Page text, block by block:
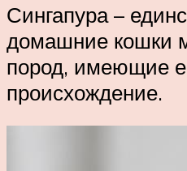
Сингапура –
домашние кошки
пород, имеющие
происхождение.